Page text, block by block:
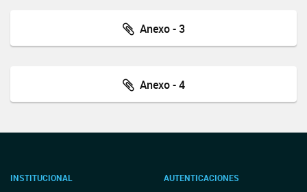
Anexo - 3
Anexo - 4
INSTITUCIONAL AUTENTICACIONES